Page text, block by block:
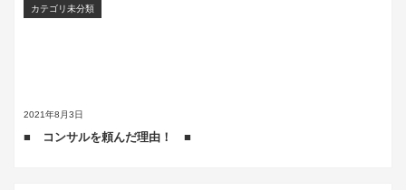
2021年8月3日
カテゴリ未分類
■ コンサルを頼んだ理由！ ■